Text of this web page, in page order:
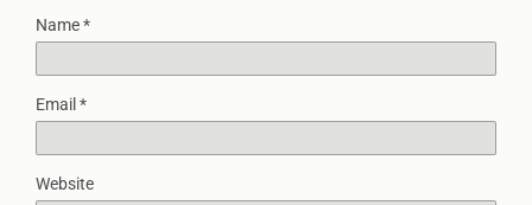
Name*
Email *
Website